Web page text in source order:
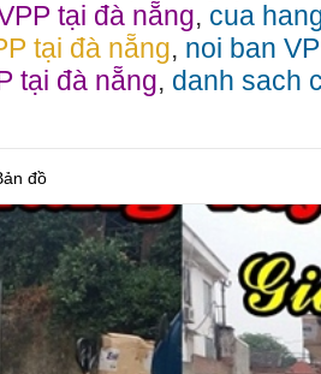
tại đà nẵng, cua
tại đà nẵng, noi ban
tại đà nẵng, danh sach
đồ